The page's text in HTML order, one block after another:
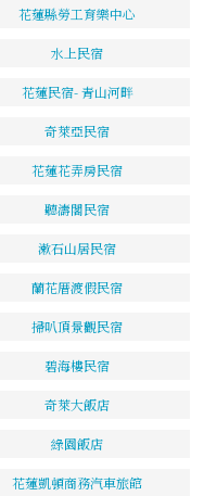
花蓮縣勞工育樂中心
水上民宿
花蓮民宿- 青山河畔
奇萊亞民宿
花蓮花弄房民宿
聽濤閣民宿
漱石山居民宿
蘭花厝渡假民宿
掃叭頂景觀民宿
碧海樓民宿
奇萊大飯店
綠園飯店
花蓮凱頓商務汽車旅館